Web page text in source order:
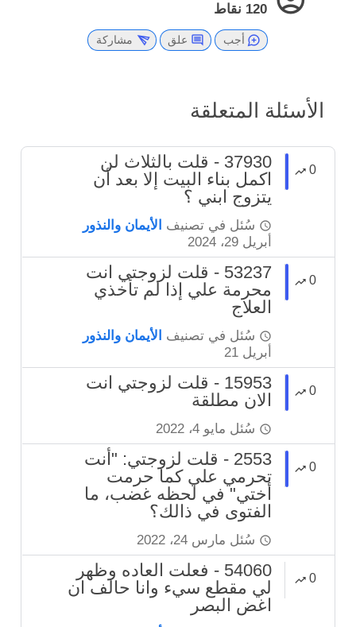
120 نقاط
أجب علق مشاركة
الأسئلة المتعلقة
0
37930 - قلت بالثلاث لن
اكمل بناء البيت إلا بعد أن
يتزوج ابني ؟
سُئل في تصنيف
الأيمان والنذور
أبريل 29، 2024
0
53237 - قلت لزوجتي انت
محرمة علي إذا لم تأخذي
العلاج
سُئل في تصنيف
الأيمان والنذور
أبريل 21
0
15953 - قلت لزوجتي انت
الان مطلقة
سُئل مايو 4، 2022
0
2553 - قلت لزوجتي: "أنت
تحرمي علي كما حرمت
أختي" في لحظه غضب، ما
الفتوى في ذالك؟
سُئل مارس 24، 2022
0
54060 - فعلت العاده وظهر
لي مقطع سيء وانا حالف ان
اغض البصر